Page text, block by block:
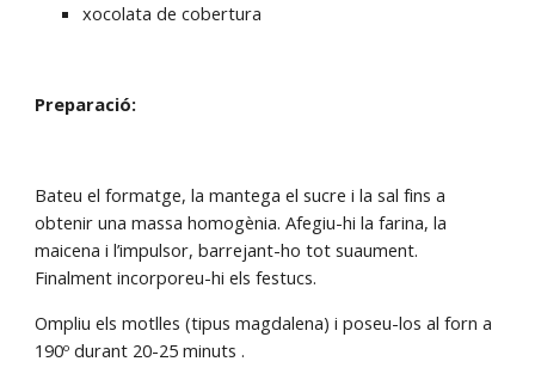
xocolata de cobertura
Preparació:
Bateu el formatge, la mantega el sucre i la sal fins a
obtenir una massa homogènia. Afegiu-hi la farina, la
maicena i l’impulsor, barrejant-ho tot suaument.
Finalment incorporeu-hi els festucs.
Ompliu els motlles (tipus magdalena) i poseu-los al forn a
190º durant 20-25 minuts .